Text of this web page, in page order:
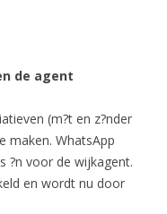
de agent
(m?t en z?nder
maken. WhatsApp
?n voor de wijkagent.
en wordt nu door